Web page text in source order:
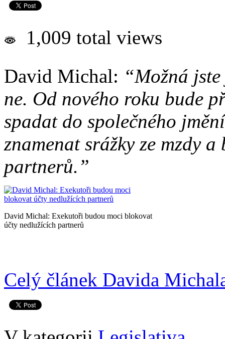
1,009 total views
David Michal: “Možná
ne. Od nového roku bude
spadat do společného
znamenat srážky ze mzdy
partnerů.”
David Michal: Exekutoři budou moci blokovat
účty nedlužících partnerů
Celý článek Davida